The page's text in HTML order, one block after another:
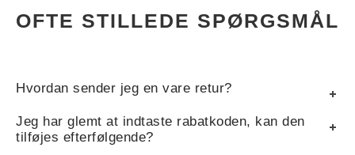
OFTE STILLEDE SPØRGSMÅL
Hvordan sender jeg en vare retur?
Jeg har glemt at indtaste rabatkoden, kan den
tilføjes efterfølgende?